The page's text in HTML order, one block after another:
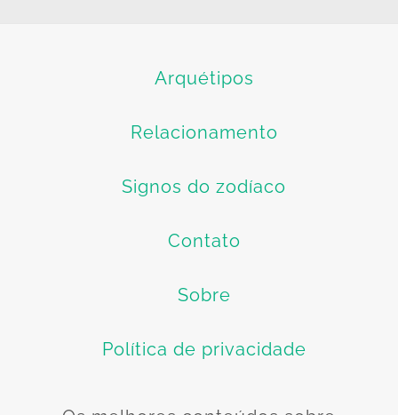
Arquétipos
Relacionamento
Signos do zodíaco
Contato
Sobre
Política de privacidade